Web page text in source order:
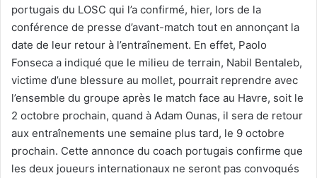
portugais du LOSC qui l’a confirmé, hier, lors de la
conférence de presse d’avant-match tout en annonçant la
date de leur retour à l’entraînement. En effet, Paolo
Fonseca a indiqué que le milieu de terrain, Nabil Bentaleb,
victime d’une blessure au mollet, pourrait reprendre avec
l’ensemble du groupe après le match face au Havre, soit le
2 octobre prochain, quand à Adam Ounas, il sera de retour
aux entraînements une semaine plus tard, le 9 octobre
prochain. Cette annonce du coach portugais confirme que
les deux joueurs internationaux ne seront pas convoqués